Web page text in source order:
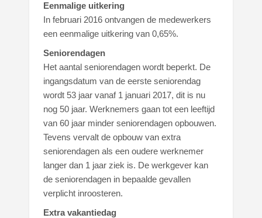
Eenmalige uitkering
In februari 2016 ontvangen de medewerkers
een eenmalige uitkering van 0,65%.
Seniorendagen
Het aantal seniorendagen wordt beperkt. De
ingangsdatum van de eerste seniorendag
wordt 53 jaar vanaf 1 januari 2017, dit is nu
nog 50 jaar. Werknemers gaan tot een leeftijd
van 60 jaar minder seniorendagen opbouwen.
Tevens vervalt de opbouw van extra
seniorendagen als een oudere werknemer
langer dan 1 jaar ziek is. De werkgever kan
de seniorendagen in bepaalde gevallen
verplicht inroosteren.
Extra vakantiedag